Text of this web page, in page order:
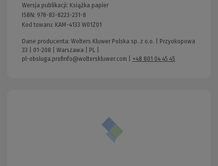
Wersja publikacji: Książka papier
ISBN: 978-83-8223-231-8
Kod towaru: KAM-4133 W01Z01
Dane producenta: Wolters Kluwer Polska sp. z o.o. | Przyokopowa
33 | 01-208 | Warszawa | PL |
pl-obsluga.profinfo@wolterskluwer.com
+48 801 04 45 45